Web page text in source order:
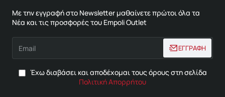
Με την εγγραφή στο Newsletter μαθαίνετε πρώτοι όλα τα
Νέα και τις προσφορές του Empoli Outlet
ΕΓΓΡΑΦΗ
Έχω διαβάσει και αποδέχομαι τους όρους στη σελίδα
Πολιτική Απορρήτου